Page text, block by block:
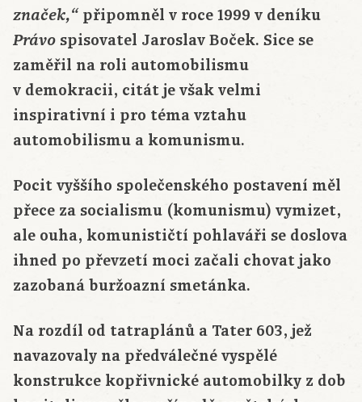
značek,“ připomněl v roce 1999 v deníku
Právo spisovatel Jaroslav Boček. Sice se
zaměřil na roli automobilismu
v demokracii, citát je však velmi
inspirativní i pro téma vztahu
automobilismu a komunismu.
Pocit vyššího společenského postavení měl
přece za socialismu (komunismu) vymizet,
ale ouha, komunističtí pohlaváři se doslova
ihned po převzetí moci začali chovat jako
zazobaná buržoazní smetánka.
Na rozdíl od tatraplánů a Tater 603, jež
navazovaly na předválečné vyspělé
konstrukce kopřivnické automobilky z dob